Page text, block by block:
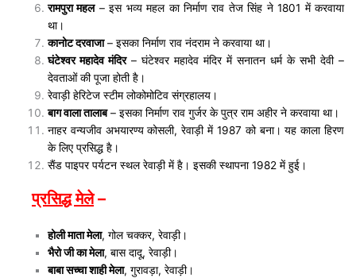
रामपुरा महल– इस भव्य महल का निर्माण राव तेज सिंह ने 1801 में करवाया
था।
कानोट दरवाजा– इसका निर्माण राव नंदराम ने करवाया था।
घंटेश्वर महादेव मंदिर– घंटेश्वर महादेव मंदिर में सनातन धर्म के सभी देवी –
देवताओं की पूजा होती है।
रेवाड़ी हेरिटेज स्टीम लोकोमोटिव संग्रहालय।
बाग वाला तालाब– इसका निर्माण राव गुर्जर के पुत्र राम अहीर ने करवाया था।
नाहर वन्यजीव अभयारण्य कोसली, रेवाड़ी में 1987 को बना। यह काला हिरण
के लिए प्रसिद्ध है।
सैंड पाइपर पर्यटन स्थल रेवाड़ी में है। इसकी स्थापना 1982 में हुई।
प्रसिद्ध मेले–
होली माता मेला, गोल चक्कर, रेवाड़ी।
भैरो जी का मेला, बास दादू, रेवाड़ी।
बाबा सच्चा शाही मेला, गुरावड़ा, रेवाड़ी।